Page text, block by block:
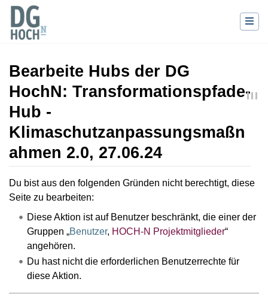
Bearbeite Hubs der DG
HochN: Transformationspfade-
Hub -
Klimaschutzanpassungsmaßn
ahmen 2.0, 27.06.24
Wechseln zu:Navigation,Suche
Du bist aus den folgenden Gründen nicht berechtigt, diese
Seite zu bearbeiten:
Diese Aktion ist auf Benutzer beschränkt, die einer der
Gruppen „Benutzer, HOCH-N Projektmitglieder“
angehören.
Du hast nicht die erforderlichen Benutzerrechte für
diese Aktion.